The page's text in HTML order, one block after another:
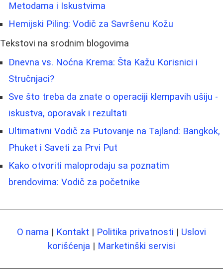
Metodama i Iskustvima
Hemijski Piling: Vodič za Savršenu Kožu
Tekstovi na srodnim blogovima
Dnevna vs. Noćna Krema: Šta Kažu Korisnici i
Stručnjaci?
Sve što treba da znate o operaciji klempavih ušiju -
iskustva, oporavak i rezultati
Ultimativni Vodič za Putovanje na Tajland: Bangkok,
Phuket i Saveti za Prvi Put
Kako otvoriti maloprodaju sa poznatim
brendovima: Vodič za početnike
O nama | Kontakt | Politika privatnosti | Uslovi
korišćenja | Marketinški servisi